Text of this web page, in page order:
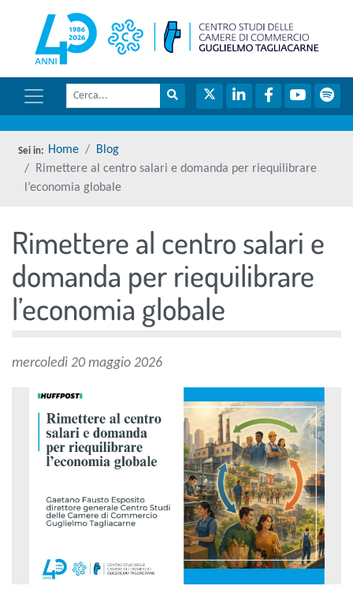
Vai ai contenuti
Menu di navigazione
Cerca
torna al menu di scelta rapida
Menu di navigazione principale
torna al menu di scelta rapida
Cerca nel sito Twitter LinkedIn FacebookYouTube
Home
Blog
Rimettere al centro salari e domanda per riequilibrare
l’economia globale
torna al menu di scelta rapida
Rimettere al centro salari e
domanda per riequilibrare
l’economia globale
mercoledì 20 maggio 2026